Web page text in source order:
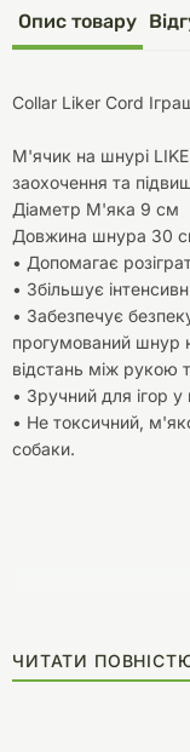
Опис товару
Collar Liker Cord
М'ячик на шнурі
заохочення та
Діаметр М'яка 9 см
Довжина шнура 30
• Допомагає
• Збільшує
• Забезпечує
прогумований шнур
відстань між рукою
• Зручний для ігор у
• Не токсичний,
собаки.
ЧИТАТИ